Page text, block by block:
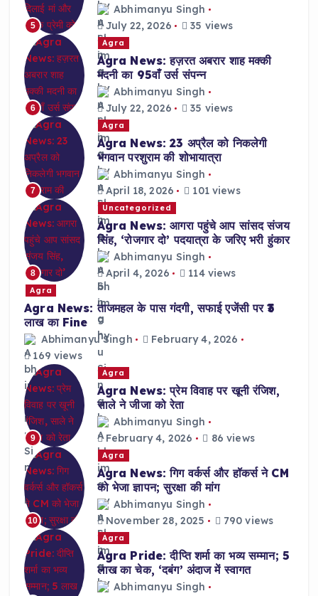
5
Abhimanyu Singh
July 22, 2026
35 views
6
Agra
Agra News: हज़रत अबरार शाह मक्की
मदनी का 95वाँ उर्स संपन्न
Abhimanyu Singh
July 22, 2026
35 views
7
Agra
Agra News: 23 अप्रैल को निकलेगी
भगवान परशुराम की शोभायात्रा
Abhimanyu Singh
April 18, 2026
101 views
8
Uncategorized
Agra News: आगरा पहुंचे आप सांसद संजय
सिंह, ‘रोजगार दो’ पदयात्रा के जरिए भरी हुंकार
Abhimanyu Singh
April 4, 2026
114 views
Agra
Agra News: ताजमहल के पास गंदगी, सफाई एजेंसी पर ₹3
लाख का Fine
Abhimanyu Singh
February 4, 2026
169 views
9
Agra
Agra News: प्रेम विवाह पर खूनी रंजिश,
साले ने जीजा को रेता
Abhimanyu Singh
February 4, 2026
86 views
10
Agra
Agra News: गिग वर्कर्स और हॉकर्स ने CM
को भेजा ज्ञापन; सुरक्षा की मांग
Abhimanyu Singh
November 28, 2025
790 views
Agra
Agra Pride: दीप्ति शर्मा का भव्य सम्मान; 5
लाख का चेक, ‘दबंग’ अंदाज में स्वागत
Abhimanyu Singh